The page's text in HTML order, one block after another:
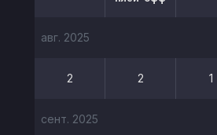
авг. 2025
2 2 1
сент. 2025